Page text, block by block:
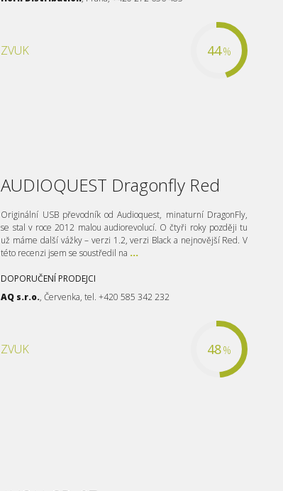
ZVUK 44%
AUDIOQUEST Dragonfly Red
Originální USB převodník od Audioquest, minaturní DragonFly,
se stal v roce 2012 malou audiorevolucí. O čtyři roky později tu
už máme další vážky – verzi 1.2, verzi Black a nejnovější Red. V
této recenzi jsem se soustředil na ...
DOPORUČENÍ PRODEJCI
AQ s.r.o., Červenka, tel. +420 585 342 232
ZVUK 48%